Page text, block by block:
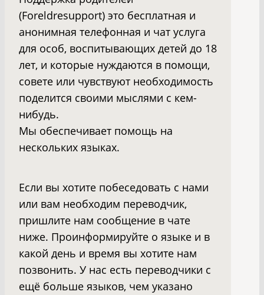
(Foreldresupport) это бесплатная и
анонимная телефонная и чат услуга
для особ, воспитывающих детей до 18
лет, и которые нуждаются в помощи,
совете или чувствуют необходимость
поделится своими мыслями с кем-
нибудь.
Мы обеспечивает помощь на
нескольких языках.
Если вы хотите побеседовать с нами
или вам необходим переводчик,
пришлите нам сообщение в чате
ниже. Проинформируйте о языке и в
какой день и время вы хотите нам
позвонить. У нас есть переводчики с
ещё больше языков, чем указано